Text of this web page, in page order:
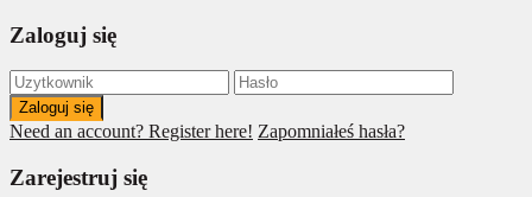
Zaloguj się
Zaloguj się
Need an account? Register here! Zapomniałeś hasła?
Zarejestruj się